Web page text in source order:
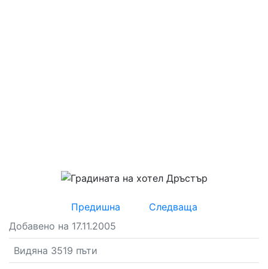
Предишна
Следваща
Добавено на 17.11.2005
Видяна 3519 пъти